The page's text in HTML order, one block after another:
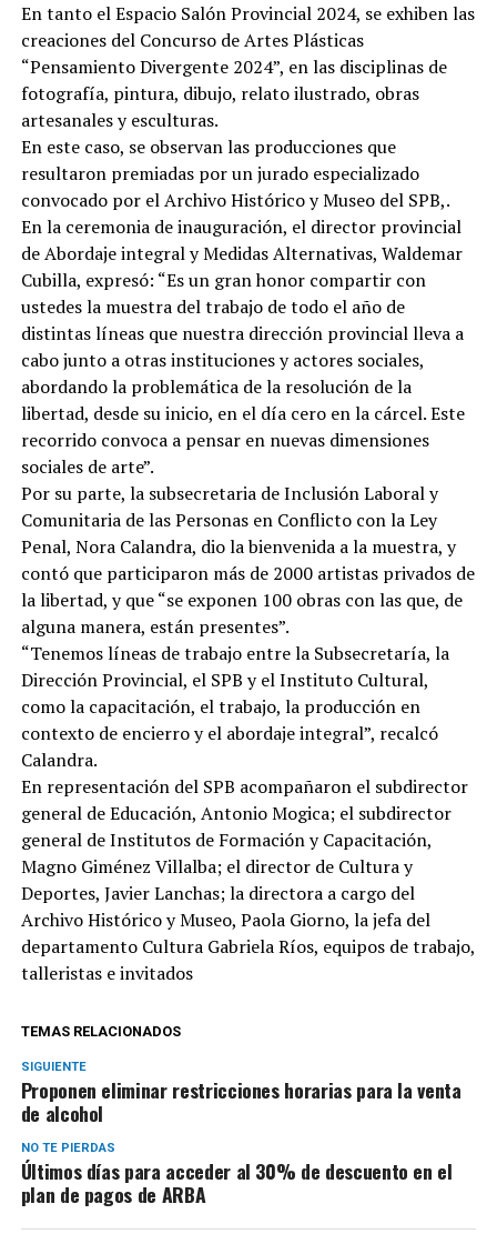
En tanto el Espacio Salón Provincial 2024, se exhiben las
creaciones del Concurso de Artes Plásticas
“Pensamiento Divergente 2024”, en las disciplinas de
fotografía, pintura, dibujo, relato ilustrado, obras
artesanales y esculturas.
En este caso, se observan las producciones que
resultaron premiadas por un jurado especializado
convocado por el Archivo Histórico y Museo del SPB,.
En la ceremonia de inauguración, el director provincial
de Abordaje integral y Medidas Alternativas, Waldemar
Cubilla, expresó: “Es un gran honor compartir con
ustedes la muestra del trabajo de todo el año de
distintas líneas que nuestra dirección provincial lleva a
cabo junto a otras instituciones y actores sociales,
abordando la problemática de la resolución de la
libertad, desde su inicio, en el día cero en la cárcel. Este
recorrido convoca a pensar en nuevas dimensiones
sociales de arte”.
Por su parte, la subsecretaria de Inclusión Laboral y
Comunitaria de las Personas en Conflicto con la Ley
Penal, Nora Calandra, dio la bienvenida a la muestra, y
contó que participaron más de 2000 artistas privados de
la libertad, y que “se exponen 100 obras con las que, de
alguna manera, están presentes”.
“Tenemos líneas de trabajo entre la Subsecretaría, la
Dirección Provincial, el SPB y el Instituto Cultural,
como la capacitación, el trabajo, la producción en
contexto de encierro y el abordaje integral”, recalcó
Calandra.
En representación del SPB acompañaron el subdirector
general de Educación, Antonio Mogica; el subdirector
general de Institutos de Formación y Capacitación,
Magno Giménez Villalba; el director de Cultura y
Deportes, Javier Lanchas; la directora a cargo del
Archivo Histórico y Museo, Paola Giorno, la jefa del
departamento Cultura Gabriela Ríos, equipos de trabajo,
talleristas e invitados
TEMAS RELACIONADOS
SIGUIENTE
Proponen eliminar restricciones horarias para la venta
de alcohol
NO TE PIERDAS
Últimos días para acceder al 30% de descuento en el
plan de pagos de ARBA